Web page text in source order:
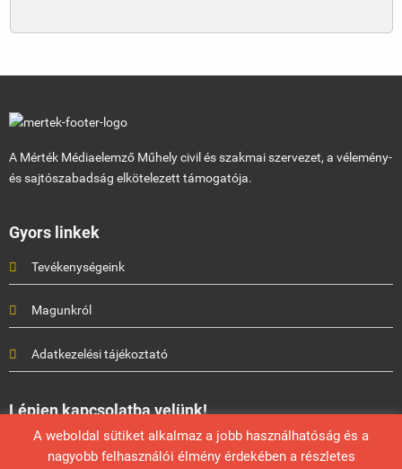
A Mérték Médiaelemző Műhely civil és szakmai szervezet, a vélemény-
és sajtószabadság elkötelezett támogatója.
Gyors linkek
Tevékenységeink
Magunkról
Adatkezelési tájékoztató
Lépjen kapcsolatba velünk!
Mérték Médiaelemző Műhely
A weboldal sütiket alkalmaz a jobb használhatóság és a
nagyobb felhasználói élmény érdekében a részletes